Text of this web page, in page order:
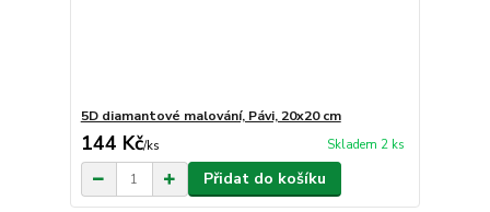
5D diamantové malování, Pávi, 20x20 cm
144 Kč/ks Skladem 2 ks
Přidat do košíku